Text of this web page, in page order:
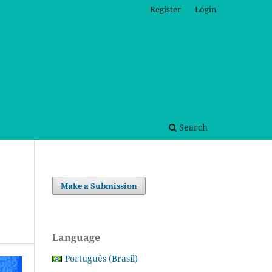
Search
Register Login
Make a Submission
Language
Português (Brasil)